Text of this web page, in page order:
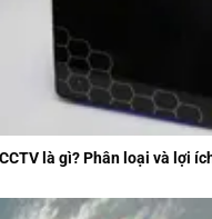
CCTV là gì? Phân loại và lợi